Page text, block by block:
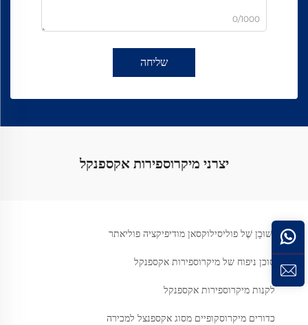
0/1000
שליחה
יצרני מיקרוספירות אקספנקל
יְשׁוּבָן שֶׁל פוליסילוקסאן מודיפיקציה פוליאתר
סוכן ניפוח של מיקרוספירות אקספנקל
לקנות מיקרוספירות אקספנקל
כדורים מיקרוסקופיים מסוג אקספנצל למכירה